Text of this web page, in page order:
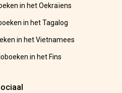
in het Oekraïens
in het Tagalog
in het Vietnamees
in het Fins